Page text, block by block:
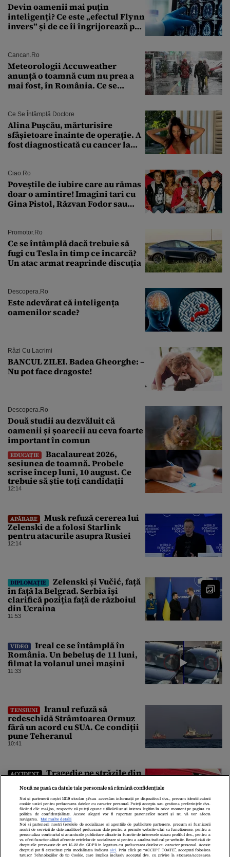
Devin oamenii mai puțin
inteligenți? Ce este „efectul Flynn
invers” și de ce îi îngrijorează pe
Cancan.ro
Meteorologii Accuweather
anunță o toamnă cum nu prea a
mai fost, în România. Ce se
București. Pe ce dată ninge
Ce Se Întâmplă Doctore
Alina Pușcău, mărturisire
sfâșietoare înainte de operație. A
fost diagnosticată cu cancer la
îmi salvez viața”
Ciao.ro
Poveştile de iubire care au rămas
doar o amintire! Imagini tari cu
Gina Pistol, Răzvan Fodor sau
Promotor.ro
Ce se întâmplă dacă trebuie să
fugi cu Tesla în timp ce încarcă?
Un atac armat reaprinde discuția
Descopera.ro
Este adevărat că inteligența
oamenilor scade?
Râzi Cu Lacrimi
BANCUL ZILEI. Badea Gheorghe: –
Nu pot face dragoste!
Descopera.ro
Două studii au dezvăluit că
oamenii și șoarecii au ceva foarte
important în comun
EDUCAȚIE
Bacalaureat 2026,
sesiunea de toamnă. Probele
scrise încep luni, 10 august. Ce
trebuie să știe toți candidații
12:14
APĂRARE
Musk refuză cererea lui
Zelenski de a folosi Starlink
pentru atacurile asupra Rusiei
12:14
DIPLOMAȚIE
Zelenski și Vučić, față
în față la Belgrad. Serbia își
clarifică poziția față de războiul
din Ucraina
11:53
VIDEO
Ireal ce se întâmplă în
România. Un bebeluș de 11 luni,
filmat la volanul unei mașini
11:33
TENSIUNI
Iranul refuză să
redeschidă Strâmtoarea Ormuz
fără un acord cu SUA. Ce condiții
pune Teheranul
10:41
ACCIDENT
Tragedie pe străzile din
persoană a murit
10:31
Nouă ne pasă ca datele tale personale să rămână confidențiale
Noi și partenerii noștri1019 stocăm și/sau accesăm informații pe dispozitivul dvs., precum identificatorii
cookie unici pentru prelucrarea datelor cu caracter personal. Puteți accepta sau gestiona preferințele dvs.
făcând clic mai jos, respectiv vă puteți opune utilizării unui interes legitim în orice moment pe pagina cu
politica de confidențialitate. Aceste alegeri vor fi raportate partenerilor noștri și nu vă vor afecta
navigarea.
Mai multe detalii
Noi si partenerii nostri (retelele de socializare si agentiile de publicitate partenere, precum si furnizorii
nostri de servicii de date analitice) prelucram date pentru a permite website-ului sa functioneze, pentru a
personaliza continutul si anunturile publicitare afisate in functie de interesele si/sau profilul dvs., pentru a
va oferi functionalitati aferente retelelor de socializare si pentru a analiza traficul pe website. Beneficiati de
drepturile prevazute de art. 15-22 din GDPR in legatura cu prelucrarea datelor cu caracter personal. Aceste
drepturi pot fi exercitate prin modalitatea indicata aici. Prin click pe “ACCEPT TOATE”, acceptati folosirea
tuturor Tehnologiilor de tip Cookie, care implica inclusiv acceptul dvs. cu privire la stocarea/accesarea